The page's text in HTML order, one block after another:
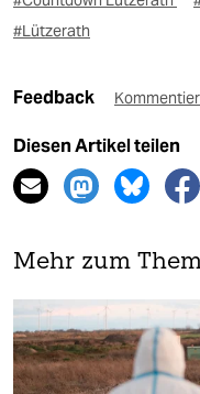
#Lützerath
Feedback
Diesen Artikel teilen
Mehr zum